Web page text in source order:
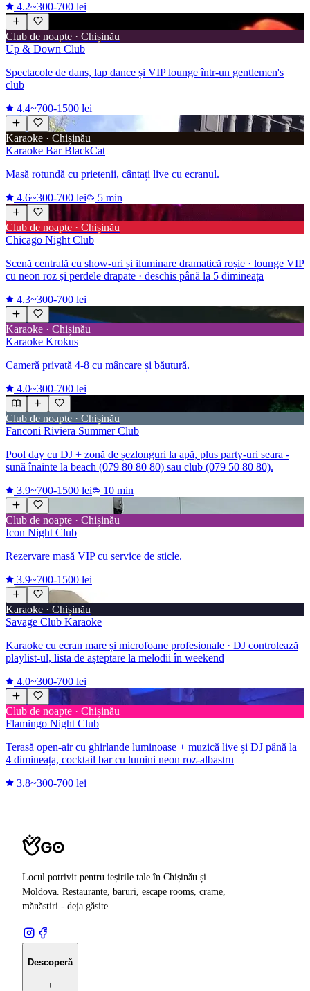
4.2~300-700 lei
Club de noapte · Chișinău
Up & Down Club
Spectacole de dans, lap dance și VIP lounge într-un gentlemen's
club
4.4~700-1500 lei
Karaoke · Chișinău
Karaoke Bar BlackCat
Masă rotundă cu prietenii, cântați live cu ecranul.
4.6~300-700 lei 5 min
Club de noapte · Chișinău
Chicago Night Club
Scenă centrală cu show-uri și iluminare dramatică roșie · lounge VIP
cu neon roz și perdele drapate · deschis până la 5 dimineața
4.3~300-700 lei
Karaoke · Chișinău
Karaoke Krokus
Cameră privată 4-8 cu mâncare și băutură.
4.0~300-700 lei
Club de noapte · Chișinău
Fanconi Riviera Summer Club
Pool day cu DJ + zonă de șezlonguri la apă, plus party-uri seara -
sună înainte la beach (079 80 80 80) sau club (079 50 80 80).
3.9~700-1500 lei 10 min
Club de noapte · Chișinău
Icon Night Club
Rezervare masă VIP cu service de sticle.
3.9~700-1500 lei
Karaoke · Chișinău
Savage Club Karaoke
Karaoke cu ecran mare și microfoane profesionale · DJ controlează
playlist-ul, lista de așteptare la melodii în weekend
4.0~300-700 lei
Club de noapte · Chișinău
Flamingo Night Club
Terasă open-air cu ghirlande luminoase + muzică live și DJ până la
4 dimineața, cocktail bar cu lumini neon roz-albastru
3.8~300-700 lei
Locul potrivit pentru ieșirile tale în Chișinău și
Moldova. Restaurante, baruri, escape rooms, crame,
mănăstiri - deja găsite.
Descoperă
+